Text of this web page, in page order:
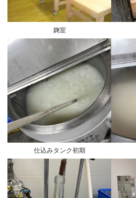
麹室
仕込みタンク初期